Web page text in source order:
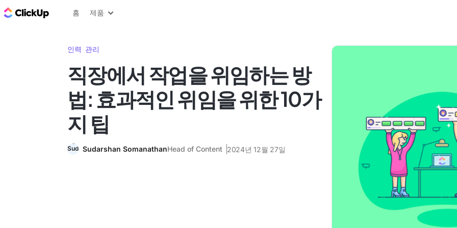
ClickUp 블로그
홈 제품
인력 관리
직장에서 작업을 위임하는 방
법: 효과적인 위임을 위한 10가
지 팁
Sudarshan SomanathanHead of Content 2024년 12월 27일